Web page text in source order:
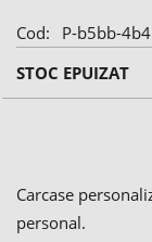
Cod
P-b5bb-
STOC EPUIZAT
Carcase
personal.
beginning
of
the